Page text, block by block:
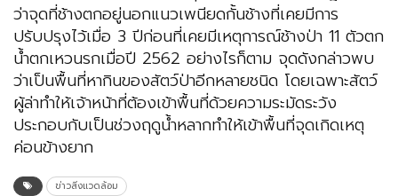
ว่าจุดที่ช้างตกอยู่นอกแนวเพนียดกั้นช้างที่เคยมีการ
ปรับปรุงไว้เมื่อ 3 ปีก่อนที่เคยมีเหตุการณ์ช้างป่า 11 ตัวตก
น้ำตกเหวนรกเมื่อปี 2562 อย่างไรก็ตาม จุดดังกล่าวพบ
ว่าเป็นพื้นที่หากินของสัตว์ป่าอีกหลายชนิด โดยเฉพาะสัตว์
ผู้ล่าทำให้เจ้าหน้าที่ต้องเข้าพื้นที่ด้วยความระมัดระวัง
ประกอบกับเป็นช่วงฤดูน้ำหลากทำให้เข้าพื้นที่จุดเกิดเหตุ
ค่อนข้างยาก
ข่าวสิ่งแวดล้อม